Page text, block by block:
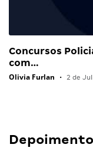
Concursos
com…
Olivia Furlan • 2 de